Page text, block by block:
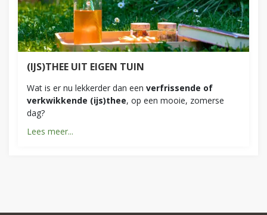
(IJS)THEE UIT EIGEN TUIN
Wat is er nu lekkerder dan een verfrissende of
verkwikkende (ijs)thee, op een mooie, zomerse
dag?
Lees meer...